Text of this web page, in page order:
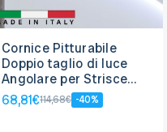
Cornice Pitturabile
Doppio taglio di luce
Angolare per Strisce
LED - 2m
68,81€114,68€ -40%